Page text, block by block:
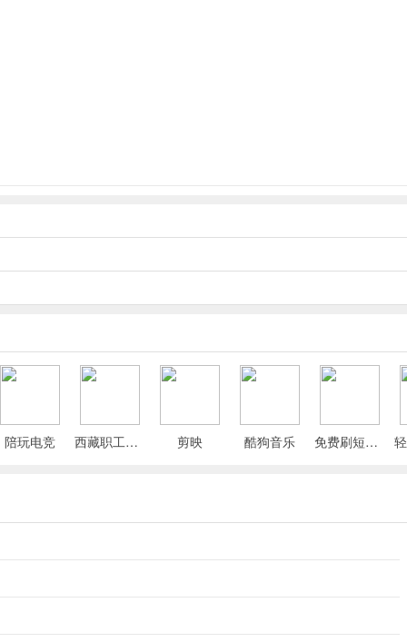
陪玩电竞 西藏职工App 剪映 酷狗音乐 免费刷短剧漫剧